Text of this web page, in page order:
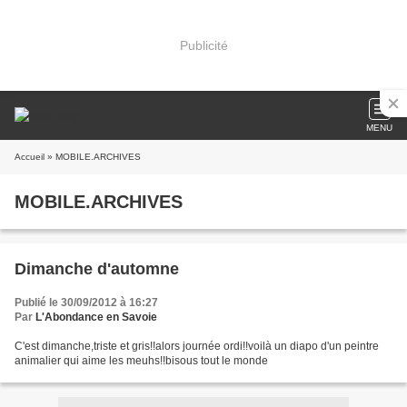
Publicité
MENU
Accueil » MOBILE.ARCHIVES
MOBILE.ARCHIVES
Dimanche d'automne
Publié le 30/09/2012 à 16:27
Par L'Abondance en Savoie
C'est dimanche,triste et gris!!alors journée ordi!!voilà un diapo d'un peintre
animalier qui aime les meuhs!!bisous tout le monde